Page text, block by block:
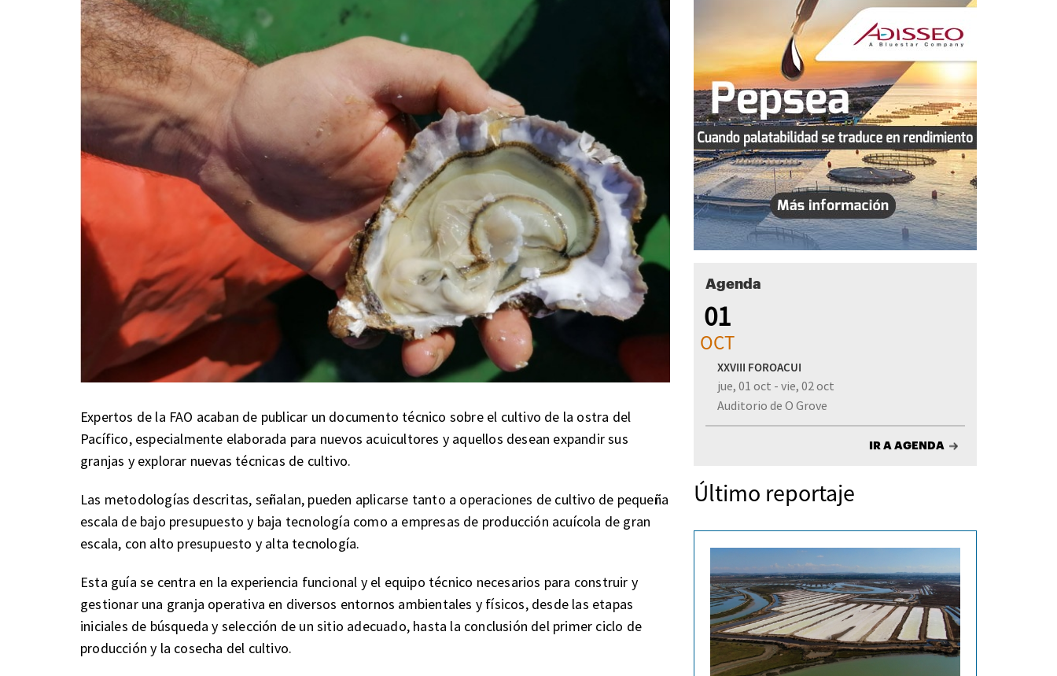
Expertos de la FAO acaban de publicar un documento técnico sobre el cultivo de la ostra del
Pacífico, especialmente elaborada para nuevos acuicultores y aquellos desean expandir sus
granjas y explorar nuevas técnicas de cultivo.
Las metodologías descritas, señalan, pueden aplicarse tanto a operaciones de cultivo de pequeña
escala de bajo presupuesto y baja tecnología como a empresas de producción acuícola de gran
escala, con alto presupuesto y alta tecnología.
Esta guía se centra en la experiencia funcional y el equipo técnico necesarios para construir y
gestionar una granja operativa en diversos entornos ambientales y físicos, desde las etapas
iniciales de búsqueda y selección de un sitio adecuado, hasta la conclusión del primer ciclo de
producción y la cosecha del cultivo.
Agenda
01
OCT
XXVIII FOROACUI
jue, 01 oct - vie, 02 oct
Auditorio de O Grove
IR A AGENDA
Último reportaje